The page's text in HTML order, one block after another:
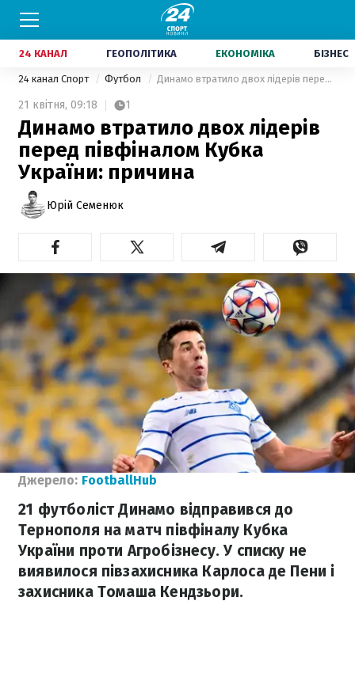
24 КАНАЛ ГЕОПОЛІТИКА ЕКОНОМІКА БІЗНЕС
24 канал Спорт Футбол Динамо втратило двох лідерів перед півфіналом Кубка України: причина
21 квітня, 09:18 1
Динамо втратило двох лідерів
перед півфіналом Кубка
України: причина
Юрій Семенюк
Джерело: FootballHub
21 футболіст Динамо відправився до
Тернополя на матч півфіналу Кубка
України проти Агробізнесу. У списку не
виявилося півзахисника Карлоса де Пени і
захисника Томаша Кендзьори.